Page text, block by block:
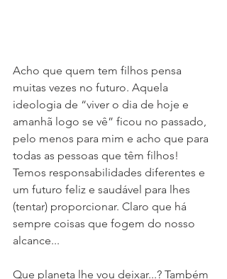
Acho que quem tem filhos pensa
muitas vezes no futuro. Aquela
ideologia de “viver o dia de hoje e
amanhã logo se vê” ficou no passado,
pelo menos para mim e acho que para
todas as pessoas que têm filhos!
Temos responsabilidades diferentes e
um futuro feliz e saudável para lhes
(tentar) proporcionar. Claro que há
sempre coisas que fogem do nosso
alcance...
Que planeta lhe vou deixar...? Também